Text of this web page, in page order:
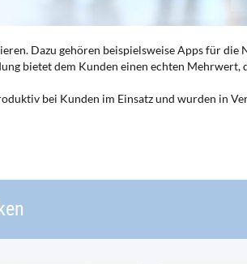
Dazu gehören beispielsweise Apps für die
bietet dem Kunden einen echten Mehrwert,
bei Kunden im Einsatz und wurden in